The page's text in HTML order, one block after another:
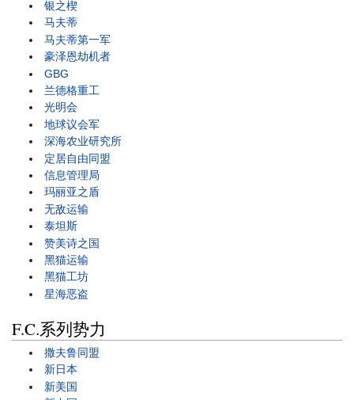
银之楔
马夫蒂
马夫蒂第一军
豪泽恩劫机者
GBG
兰德格重工
光明会
地球议会军
深海农业研究所
定居自由同盟
信息管理局
玛丽亚之盾
无敌运输
泰坦斯
赞美诗之国
黑猫运输
黑猫工坊
星海恶盗
F.C.系列势力
撒夫鲁同盟
新日本
新美国